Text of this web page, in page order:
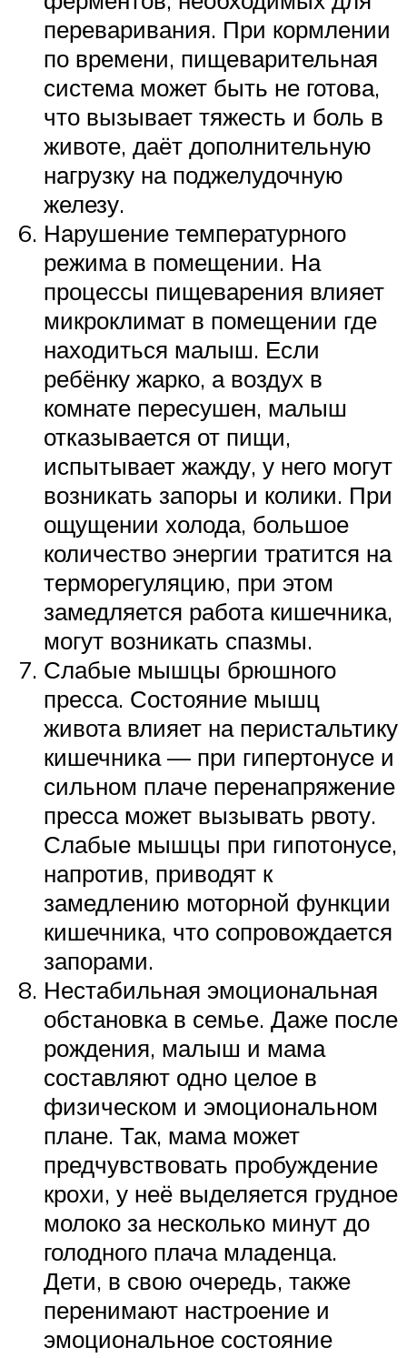
переваривания. При кормлении
по времени, пищеварительная
система может быть не готова,
что вызывает тяжесть и боль в
животе, даёт дополнительную
нагрузку на поджелудочную
железу.
Нарушение температурного
режима в помещении. На
процессы пищеварения влияет
микроклимат в помещении где
находиться малыш. Если
ребёнку жарко, а воздух в
комнате пересушен, малыш
отказывается от пищи,
испытывает жажду, у него могут
возникать запоры и колики. При
ощущении холода, большое
количество энергии тратится на
терморегуляцию, при этом
замедляется работа кишечника,
могут возникать спазмы.
Слабые мышцы брюшного
пресса. Состояние мышц
живота влияет на перистальтику
кишечника — при гипертонусе и
сильном плаче перенапряжение
пресса может вызывать рвоту.
Слабые мышцы при гипотонусе,
напротив, приводят к
замедлению моторной функции
кишечника, что сопровождается
запорами.
Нестабильная эмоциональная
обстановка в семье. Даже после
рождения, малыш и мама
составляют одно целое в
физическом и эмоциональном
плане. Так, мама может
предчувствовать пробуждение
крохи, у неё выделяется грудное
молоко за несколько минут до
голодного плача младенца.
Дети, в свою очередь, также
перенимают настроение и
эмоциональное состояние